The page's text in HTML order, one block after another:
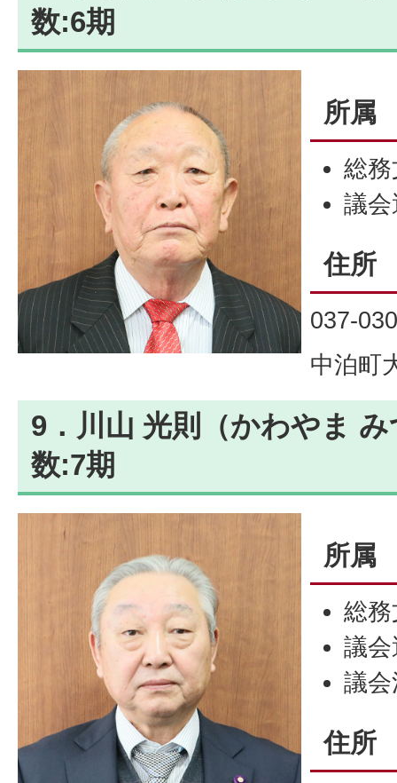
数:6期
所属
総
議
住所
037-
中泊町
9．川山 光則（かわやま
数:7期
所属
総
議
議
住所